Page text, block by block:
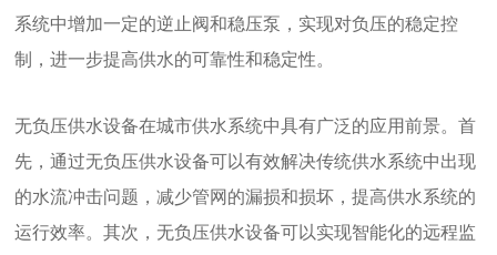
系统中增加一定的逆止阀和稳压泵，实现对负压的稳定控
制，进一步提高供水的可靠性和稳定性。
无负压供水设备在城市供水系统中具有广泛的应用前景。首
先，通过无负压供水设备可以有效解决传统供水系统中出现
的水流冲击问题，减少管网的漏损和损坏，提高供水系统的
运行效率。其次，无负压供水设备可以实现智能化的远程监